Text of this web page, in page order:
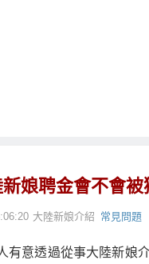
娘聘金會不會被
大陸新娘介紹 常見問題
有意透過從事大陸新娘